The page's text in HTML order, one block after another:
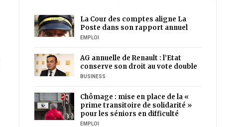
La Cour des comptes aligne La
Poste dans son rapport annuel
EMPLOI
AG annuelle de Renault : l’Etat
conserve son droit au vote double
BUSINESS
Chômage : mise en place de la «
prime transitoire de solidarité »
pour les séniors en difficulté
EMPLOI